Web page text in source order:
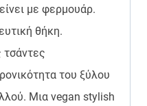
με φερμουάρ.
θήκη.
τσάντες
του ξύλου
Μια vegan stylish